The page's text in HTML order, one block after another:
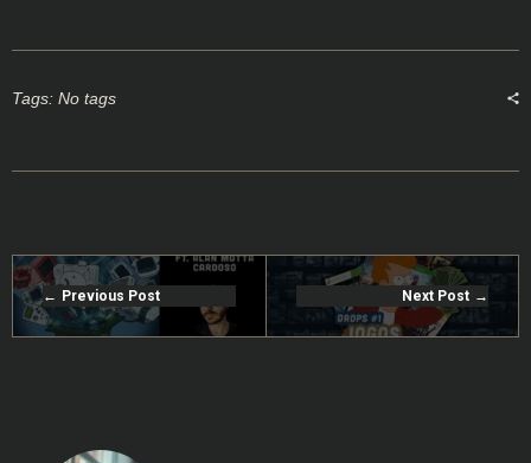
Tags: No tags
Previous Post Next Post